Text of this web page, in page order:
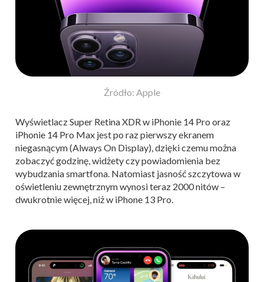
Źródło: Apple
Wyświetlacz Super Retina XDR w iPhonie 14 Pro oraz
iPhonie 14 Pro Max jest po raz pierwszy ekranem
niegasnącym (Always On Display), dzięki czemu można
zobaczyć godzinę, widżety czy powiadomienia bez
wybudzania smartfona. Natomiast jasność szczytowa w
oświetleniu zewnętrznym wynosi teraz 2000 nitów –
dwukrotnie więcej, niż w iPhone 13 Pro.